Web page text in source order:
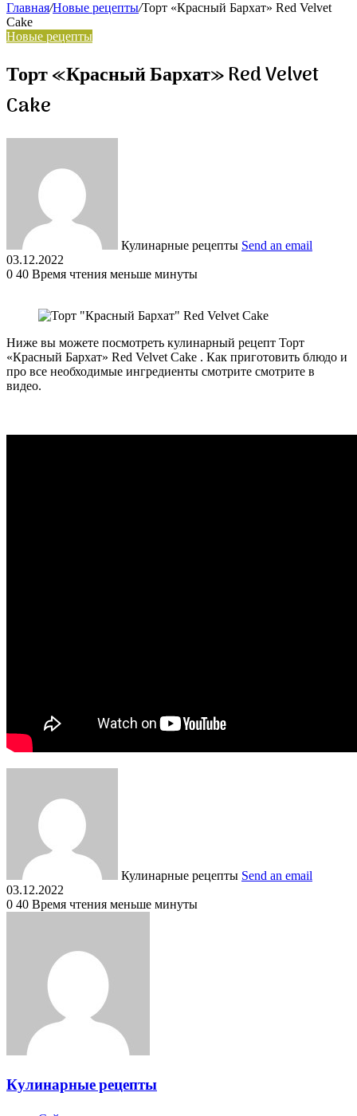
Главная/Новые рецепты/Торт «Красный Бархат» Red Velvet
Cake
Новые рецепты
Торт «Красный Бархат» Red Velvet
Cake
Кулинарные рецепты Send an email
03.12.2022
0 40 Время чтения меньше минуты
Ниже вы можете посмотреть кулинарный рецепт Торт
«Красный Бархат» Red Velvet Cake . Как приготовить блюдо и
про все необходимые ингредиенты смотрите смотрите в
видео.
Кулинарные рецепты Send an email
03.12.2022
0 40 Время чтения меньше минуты
Кулинарные рецепты